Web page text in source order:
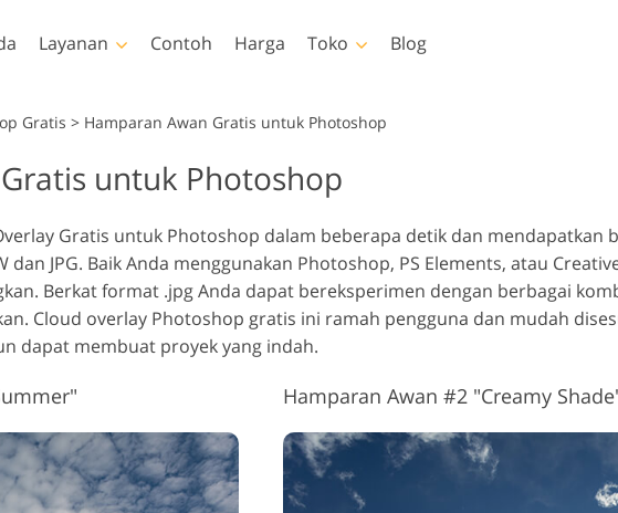
Layanan
Bayi
Dihasilkan oleh AI
Gambar
Contoh Harga Toko
Photoshop
Photoshop
Photoshop
Photoshop
Seluruh
Seluruh
Templates
Template
Kartu Hari Valentine
Undangan pernikahan
Undangan ulang tahun
anak
Blog
Gratis > Hamparan Awan Gratis untuk Photoshop
untuk Photoshop
Gratis untuk Photoshop dalam beberapa detik dan mendapatkan
dan JPG. Baik Anda menggunakan Photoshop, PS Elements, atau
Berkat format .jpg Anda dapat bereksperimen dengan berbagai
Cloud overlay Photoshop gratis ini ramah pengguna dan mudah
dapat membuat proyek yang indah.
Hamparan Awan #2 "Creamy